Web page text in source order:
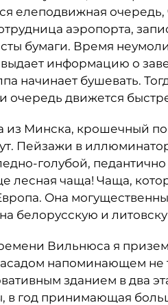
елеподвижная
аэропорта,
бумаги. Время
информацию о
начинает бушевать.
очередь движется
Минска, крошечный
Пейзажи в
голубой,
лесная чаща! Чаща,
Она
белорусскую и
Вильнюса я
напоминающем не
зданием в два
в год принимающая